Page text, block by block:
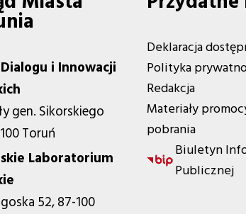
i Innowacji
gen. Sikorskiego
Toruń
Laboratorium
52, 87-100
Deklaracja
Polityka
Redakcja
Materiały
pobrania
Biuletyn
Publicznej